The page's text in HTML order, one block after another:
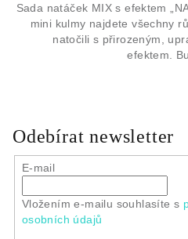
Sada natáček MIX s efektem
mini kulmy najdete všechny
natočili s přirozeným,
efektem.
Odebírat newsletter
E-mail
Vložením e-mailu souhlasíte s
osobních údajů